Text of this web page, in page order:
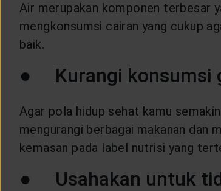
Air merupakan komponen terbesar
mengkonsumsi cairan yang cukup
baik.
● Kurangi konsumsi
Agar pola hidup sehat kamu
mengurangi berbagai makanan dan
kemasan pada label nutrisi yang
● Usahakan untuk